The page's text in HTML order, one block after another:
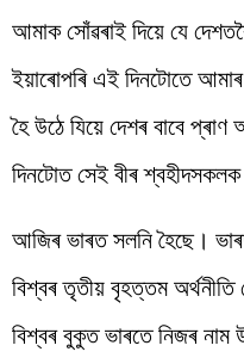
আমাক সোঁৱৰাই দিয়ে যে
ইয়াৰোপৰি এই দিনটোতে
হৈ উঠে যিয়ে দেশৰ বাবে
দিনটোত সেই বীৰ
আজিৰ ভাৰত সলনি হৈছে।
বিশ্বৰ তৃতীয় বৃহত্তম অৰ্থনীতি
বিশ্বৰ বুকুত ভাৰতে নিজৰ